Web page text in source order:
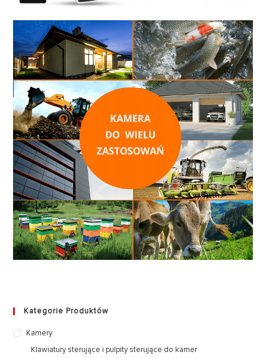
Kategorie Produktów
Kamery
Klawiatury sterujące i pulpity sterujące do kamer